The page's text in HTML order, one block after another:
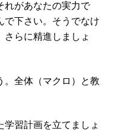
があなたの実力で
で下さい。そうでなけ
らに精進しましょ
全体（マクロ）と教
習計画を立てましょ